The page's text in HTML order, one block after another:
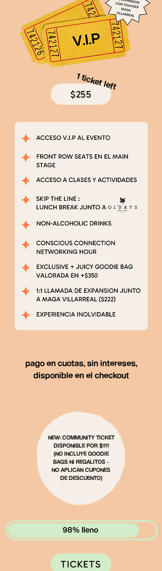
$255
1 ticket left
pago en cuotas, sin intereses,
disponible en el checkout
NEW: COMMUNITY TICKET
DISPONIBLE POR $111
(NO INCLUYE GOODIE
BAGS NI REGALITOS -
NO APLICAN CUPONES
DE DESCUENTO)
TICKETS